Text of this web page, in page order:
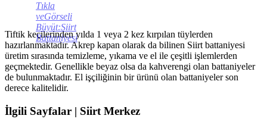
Tıkla
veGörseli
Büyüt:Siirt
Battaniyesi
Tiftik keçilerinden yılda 1 veya 2 kez kırpılan tüylerden
hazırlanmaktadır. Akrep kapan olarak da bilinen Siirt battaniyesi
üretim sırasında temizleme, yıkama ve el ile çeşitli işlemlerden
geçmektedir. Genellikle beyaz olsa da kahverengi olan battaniyeler
de bulunmaktadır. El işçiliğinin bir ürünü olan battaniyeler son
derece kalitelidir.
İlgili Sayfalar | Siirt Merkez